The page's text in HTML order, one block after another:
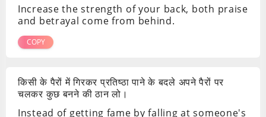
Increase the strength of your back, both praise
and betrayal come from behind.
COPY
किसी के पैरों में गिरकर प्रतिष्ठा पाने के बदले अपने पैरों पर
चलकर कुछ बनने की ठान लो।
Instead of getting fame by falling at someone's